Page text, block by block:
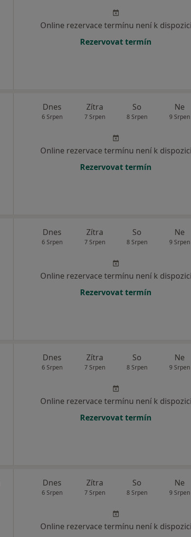
Online rezervace termínu není k dispozici
Rezervovat termín
Dnes
6 Srpen
Zítra
7 Srpen
So
8 Srpen
Ne
9 Srpen
Online rezervace termínu není k dispozici
Rezervovat termín
Dnes
6 Srpen
Zítra
7 Srpen
So
8 Srpen
Ne
9 Srpen
Online rezervace termínu není k dispozici
Rezervovat termín
Dnes
6 Srpen
Zítra
7 Srpen
So
8 Srpen
Ne
9 Srpen
Online rezervace termínu není k dispozici
Rezervovat termín
Dnes
6 Srpen
Zítra
7 Srpen
So
8 Srpen
Ne
9 Srpen
Online rezervace termínu není k dispozici